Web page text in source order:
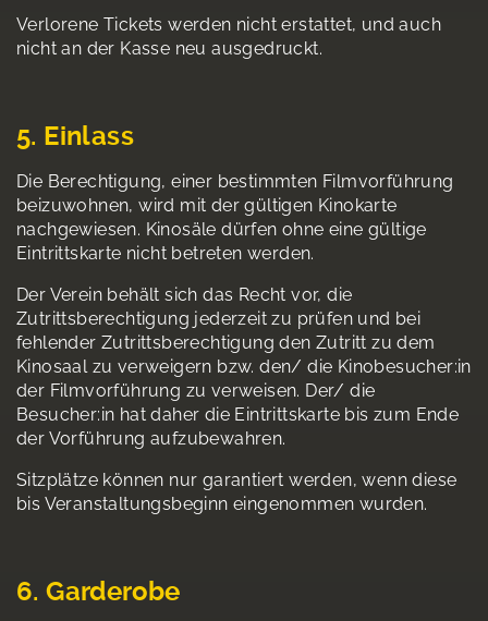
Verlorene Tickets werden nicht erstattet, und auch
nicht an der Kasse neu ausgedruckt.
5. Einlass
Die Berechtigung, einer bestimmten Filmvorführung
beizuwohnen, wird mit der gültigen Kinokarte
nachgewiesen. Kinosäle dürfen ohne eine gültige
Eintrittskarte nicht betreten werden.
Der Verein behält sich das Recht vor, die
Zutrittsberechtigung jederzeit zu prüfen und bei
fehlender Zutrittsberechtigung den Zutritt zu dem
Kinosaal zu verweigern bzw. den/ die Kinobesucher:in
der Filmvorführung zu verweisen. Der/ die
Besucher:in hat daher die Eintrittskarte bis zum Ende
der Vorführung aufzubewahren.
Sitzplätze können nur garantiert werden, wenn diese
bis Veranstaltungsbeginn eingenommen wurden.
6. Garderobe